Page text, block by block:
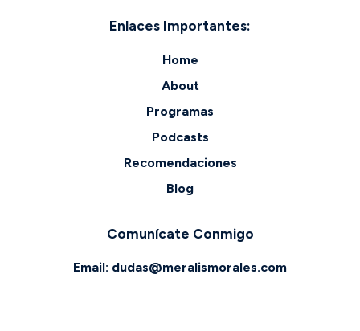
Enlaces Importantes:
Home
About
Programas
Podcasts
Recomendaciones
Blog
Comunícate Conmigo
Email: dudas@meralismorales.com